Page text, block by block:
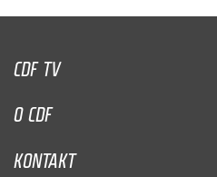
CDF TV
O CDF
KONTAKT